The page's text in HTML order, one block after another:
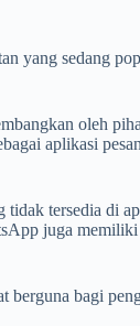
yang sedang
oleh
aplikasi
tersedia di
juga
bagi